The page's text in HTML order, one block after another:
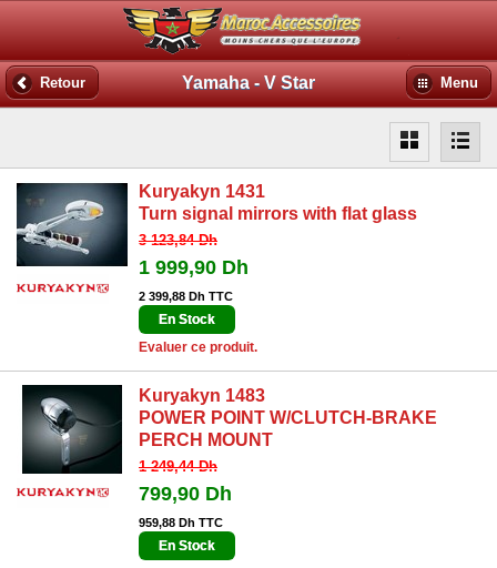
Retour Yamaha - V Star Menu
Kuryakyn 1431
Turn signal mirrors with flat glass
3 123,84 Dh
1 999,90 Dh
2 399,88 Dh TTC
En Stock
Evaluer ce produit.
Kuryakyn 1483
POWER POINT W/CLUTCH-BRAKE
PERCH MOUNT
1 249,44 Dh
799,90 Dh
959,88 Dh TTC
En Stock